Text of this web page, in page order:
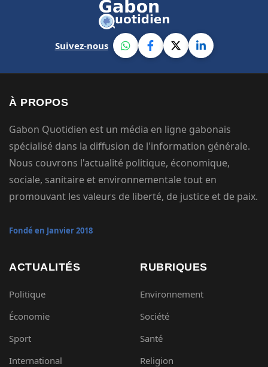
Suivez-nous
À PROPOS
Gabon Quotidien est un média en ligne gabonais
spécialisé dans la diffusion de l'information générale.
Nous couvrons l'actualité politique, économique,
sociale, sanitaire et environnementale tout en
promouvant les valeurs de liberté, de justice et de paix.
Fondé en Janvier 2018
ACTUALITÉS
Politique
Économie
Sport
International
RUBRIQUES
Environnement
Société
Santé
Religion